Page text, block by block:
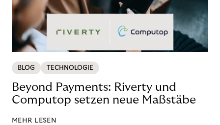
BLOG TECHNOLOGIE
Beyond Payments: Riverty und
Computop setzen neue Maßstäbe
MEHR LESEN